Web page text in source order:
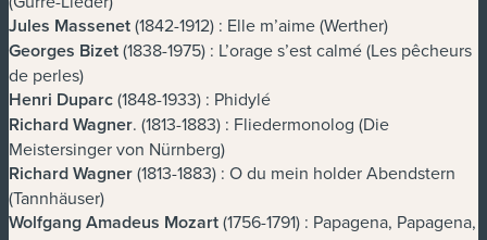
Jules Massenet(1842-1912) : Elle m’aime (Werther)
Georges Bizet(1838-1975) : L’orage s’est calmé (Les pêcheurs
de perles)
Henri Duparc(1848-1933) : Phidylé
Richard Wagner. (1813-1883) : Fliedermonolog (Die
Meistersinger von Nürnberg)
Richard Wagner(1813-1883) : O du mein holder Abendstern
(Tannhäuser)
Wolfgang Amadeus Mozart(1756-1791) : Papagena, Papagena,